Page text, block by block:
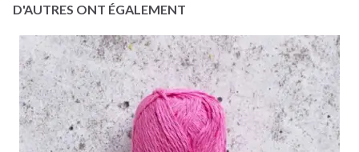
D'AUTRES ONT ÉGALEMENT